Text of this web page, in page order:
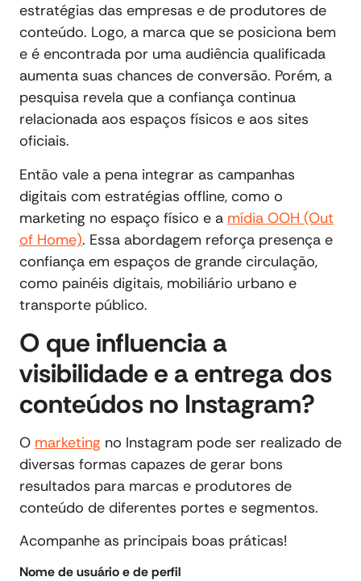
estratégias das empresas e de produtores de
conteúdo. Logo, a marca que se posiciona bem
e é encontrada por uma audiência qualificada
aumenta suas chances de conversão. Porém, a
pesquisa revela que a confiança continua
relacionada aos espaços físicos e aos sites
oficiais.
Então vale a pena integrar as campanhas
digitais com estratégias offline, como o
marketing no espaço físico e a mídia OOH (Out
of Home). Essa abordagem reforça presença e
confiança em espaços de grande circulação,
como painéis digitais, mobiliário urbano e
transporte público.
O que influencia a
visibilidade e a entrega dos
conteúdos no Instagram?
O marketing no Instagram pode ser realizado de
diversas formas capazes de gerar bons
resultados para marcas e produtores de
conteúdo de diferentes portes e segmentos.
Acompanhe as principais boas práticas!
Nome de usuário e de perfil